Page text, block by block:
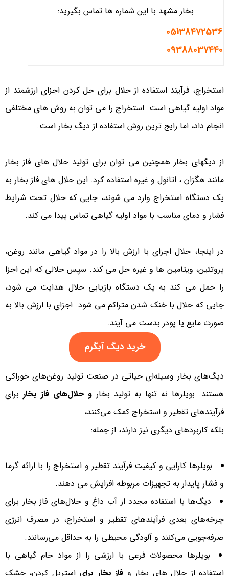
بخار مشهد با این شماره ها تماس بگیرید:
05138472536
09388037440
استخراج، فرآیند استفاده از حلال برای حل کردن اجزای ارزشمند از
مواد اولیه گیاهی است. استخراج را می توان به روش های مختلفی
انجام داد، اما رایج ترین روش استفاده از دیگ بخار است.
از دیگهای بخار همچنین می توان برای تولید حلال های فاز بخار
مانند هگزان ، اتانول و غیره استفاده کرد. این حلال های فاز بخار به
یک دستگاه استخراج وارد می شوند، جایی که حلال تحت شرایط
فشار و دمای مناسب با مواد اولیه گیاهی تماس پیدا می کند.
در اینجا، حلال اجزای با ارزش بالا را در مواد گیاهی مانند روغن،
پروتئین، ویتامین ها و غیره حل می کند. سپس حلالی که این اجزا
را حمل می کند به یک دستگاه بازیابی حلال هدایت می شود،
جایی که حلال با خنک شدن متراکم می شود. اجزای با ارزش بالا به
صورت مایع یا پودر بدست می آیند.
خرید دیگ آبگرم
دیگ‌های بخار وسیله‌ای حیاتی در صنعت تولید روغن‌های خوراکی
هستند. بویلرها نه تنها به تولید بخار و حلال‌های فاز بخار برای
فرآیندهای تقطیر و استخراج کمک می‌کنند،
بلکه کاربردهای دیگری نیز دارند، از جمله:
بویلرها کارایی و کیفیت فرآیند تقطیر و استخراج را با ارائه گرما
و فشار پایدار به تجهیزات مربوطه افزایش می دهند.
دیگ‌ها با استفاده مجدد از آب داغ و حلال‌های فاز بخار برای
چرخه‌های بعدی فرآیندهای تقطیر و استخراج، در مصرف انرژی
صرفه‌جویی می‌کنند و آلودگی محیطی را به حداقل می‌رسانند.
بویلرها محصولات فرعی با ارزشی را از مواد خام گیاهی با
استفاده از حلال های بخار و فاز بخار برای استریل کردن، خشک